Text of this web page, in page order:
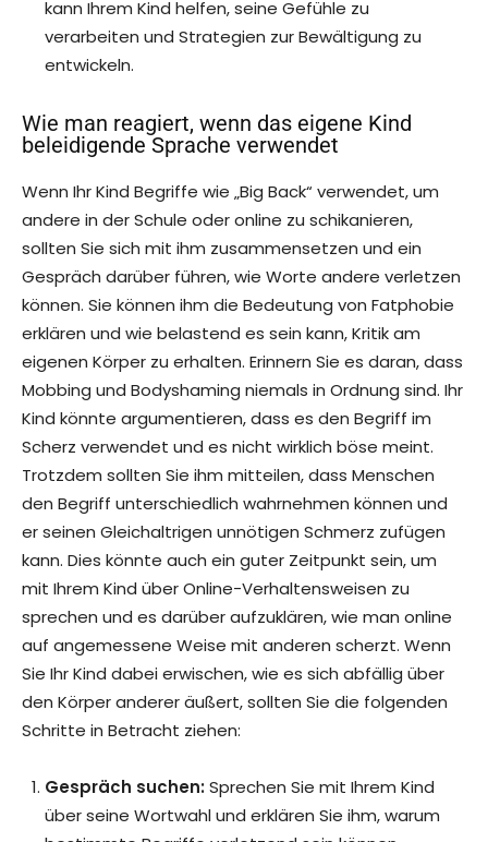
kann Ihrem Kind helfen, seine Gefühle zu
verarbeiten und Strategien zur Bewältigung zu
entwickeln.
Wie man reagiert, wenn das eigene Kind
beleidigende Sprache verwendet
Wenn Ihr Kind Begriffe wie „Big Back“ verwendet, um
andere in der Schule oder online zu schikanieren,
sollten Sie sich mit ihm zusammensetzen und ein
Gespräch darüber führen, wie Worte andere verletzen
können. Sie können ihm die Bedeutung von Fatphobie
erklären und wie belastend es sein kann, Kritik am
eigenen Körper zu erhalten. Erinnern Sie es daran, dass
Mobbing und Bodyshaming niemals in Ordnung sind. Ihr
Kind könnte argumentieren, dass es den Begriff im
Scherz verwendet und es nicht wirklich böse meint.
Trotzdem sollten Sie ihm mitteilen, dass Menschen
den Begriff unterschiedlich wahrnehmen können und
er seinen Gleichaltrigen unnötigen Schmerz zufügen
kann. Dies könnte auch ein guter Zeitpunkt sein, um
mit Ihrem Kind über Online-Verhaltensweisen zu
sprechen und es darüber aufzuklären, wie man online
auf angemessene Weise mit anderen scherzt. Wenn
Sie Ihr Kind dabei erwischen, wie es sich abfällig über
den Körper anderer äußert, sollten Sie die folgenden
Schritte in Betracht ziehen:
Gespräch suchen:Sprechen Sie mit Ihrem Kind
über seine Wortwahl und erklären Sie ihm, warum